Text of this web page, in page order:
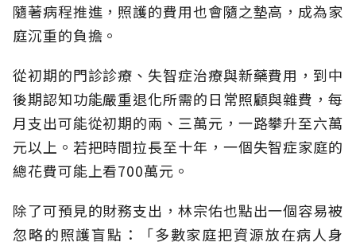
隨著病程推進，照護的費用也會隨之墊高，成為家
庭沉重的負擔。
從初期的門診診療、失智症治療與新藥費用，到中
後期認知功能嚴重退化所需的日常照顧與雜費，每
月支出可能從初期的兩、三萬元，一路攀升至六萬
元以上。若把時間拉長至十年，一個失智症家庭的
總花費可能上看700萬元。
除了可預見的財務支出，林宗佑也點出一個容易被
忽略的照護盲點：「多數家庭把資源放在病人身